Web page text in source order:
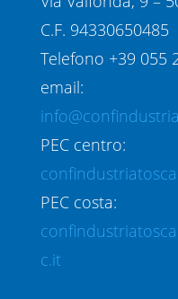
C.F. 94330650485
Telefono +39 055
email:
PEC centro:
PEC costa:
c.it